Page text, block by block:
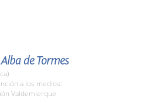
de Tormes
a los medios:
Valdemierque